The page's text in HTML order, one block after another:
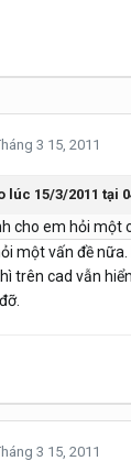
3 15, 2011
lúc 15/3/2011 tại
cho em hỏi một
một vấn đề
trên cad vẫn
3 15, 2011